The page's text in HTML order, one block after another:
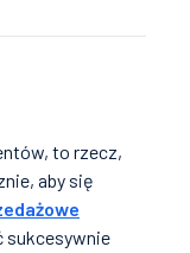
to rzecz,
aby się
sukcesywnie